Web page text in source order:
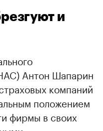
и
Антон Шапарин
компаний
положением
фирмы в своих